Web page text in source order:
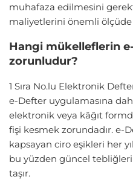
muhafaza edilmesini
maliyetlerini önemli
Hangi mükelleflerin
zorunludur?
1 Sıra No.lu Elektronik
e-Defter uygulamasına
elektronik veya kâğıt
fişi kesmek zorundadır. e-
kapsayan ciro eşikleri her
bu yüzden güncel
taşır.